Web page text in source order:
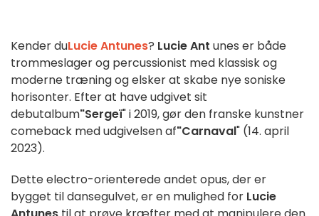
Kender duLucie Antunes? Lucie Ant unes er både
trommeslager og percussionist med klassisk og
moderne træning og elsker at skabe nye soniske
horisonter. Efter at have udgivet sit
debutalbum"Sergeï" i 2019, gør den franske kunstner
comeback med udgivelsen af"Carnaval" (14. april
2023).
Dette electro-orienterede andet opus, der er
bygget til dansegulvet, er en mulighed for Lucie